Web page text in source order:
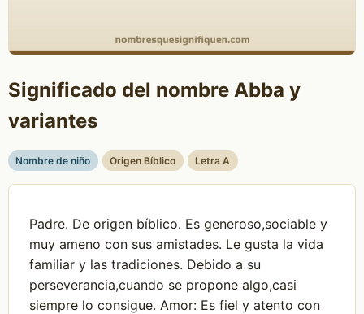
Significado del nombre Abba y
variantes
Nombre de niño Origen Bíblico Letra A
Padre. De origen bíblico. Es generoso,sociable y
muy ameno con sus amistades. Le gusta la vida
familiar y las tradiciones. Debido a su
perseverancia,cuando se propone algo,casi
siempre lo consigue. Amor: Es fiel y atento con